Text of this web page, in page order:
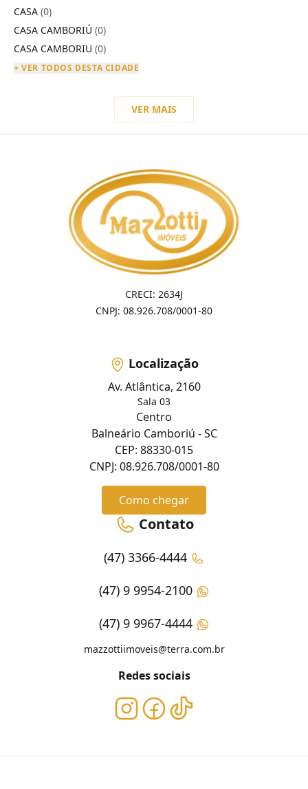
CASA (0)
CASA CAMBORIÚ (0)
CASA CAMBORIU (0)
+ VER TODOS DESTA CIDADE
VER MAIS
CRECI: 2634J
CNPJ: 08.926.708/0001-80
Localização
Av. Atlântica, 2160
Sala 03
Centro
Balneário Camboriú - SC
CEP: 88330-015
CNPJ: 08.926.708/0001-80
Como chegar
Contato
(47) 3366-4444
(47) 9 9954-2100
(47) 9 9967-4444
mazzottiimoveis@terra.com.br
Redes sociais